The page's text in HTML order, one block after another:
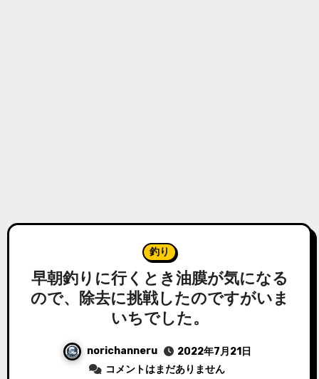
釣り
早朝釣りに行くとき油膜が気になる
ので、除去に挑戦したのですがいま
いちでした。
norichanneru
2022年7月21日
コメントはまだありません